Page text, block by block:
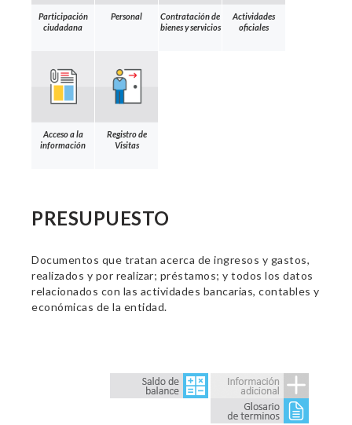
Participación
ciudadana
Personal
Contratación de
bienes y servicios
Actividades
oficiales
Acceso a la
información
Registro de
Visitas
PRESUPUESTO
Documentos que tratan acerca de ingresos y gastos,
realizados y por realizar; préstamos; y todos los datos
relacionados con las actividades bancarias, contables y
económicas de la entidad.